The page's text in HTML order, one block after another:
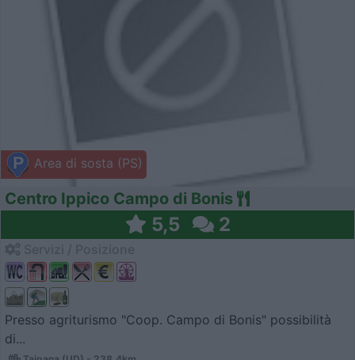
Area di sosta (PS)
Centro Ippico Campo di Bonis
5,5 2
Presso agriturismo "Coop. Campo di Bonis" possibilità
di...